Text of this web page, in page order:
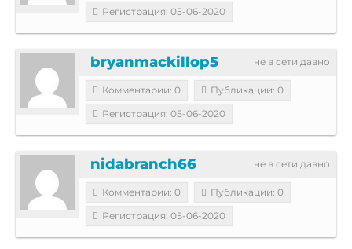
Регистрация: 05-06-2020
не в сети давно
bryanmackillop5
Комментарии: 0
Публикации: 0
Регистрация: 05-06-2020
не в сети давно
nidabranch66
Комментарии: 0
Публикации: 0
Регистрация: 05-06-2020